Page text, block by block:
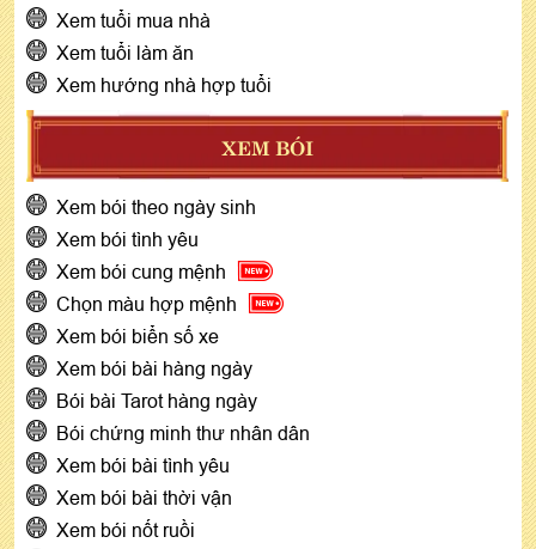
Xem tuổi mua nhà
Xem tuổi làm ăn
Xem hướng nhà hợp tuổi
XEM BÓI
Xem bói theo ngày sinh
Xem bói tình yêu
Xem bói cung mệnh
Chọn màu hợp mệnh
Xem bói biển số xe
Xem bói bài hàng ngày
Bói bài Tarot hàng ngày
Bói chứng minh thư nhân dân
Xem bói bài tình yêu
Xem bói bài thời vận
Xem bói nốt ruồi